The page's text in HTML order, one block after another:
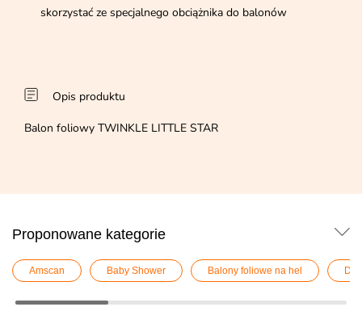
skorzystać ze specjalnego obciążnika do balonów
Opis produktu
Balon foliowy TWINKLE LITTLE STAR
Proponowane kategorie
Amscan Baby Shower Balony foliowe na hel